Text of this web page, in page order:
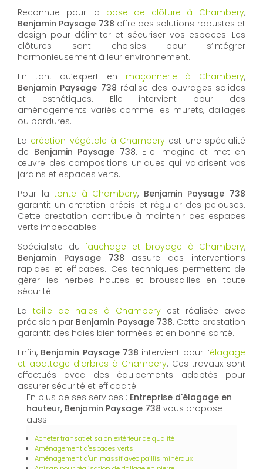
Reconnue pour la pose de clôture à Chambery,
Benjamin Paysage 738 offre des solutions robustes et
design pour délimiter et sécuriser vos espaces. Les
clôtures sont choisies pour s’intégrer
harmonieusement à leur environnement.
En tant qu’expert en maçonnerie à Chambery,
Benjamin Paysage 738 réalise des ouvrages solides
et esthétiques. Elle intervient pour des
aménagements variés comme les murets, dallages
ou bordures.
La création végétale à Chambery est une spécialité
de Benjamin Paysage 738. Elle imagine et met en
œuvre des compositions uniques qui valorisent vos
jardins et espaces verts.
Pour latonte à Chambery, Benjamin Paysage 738
garantit un entretien précis et régulier des pelouses.
Cette prestation contribue à maintenir des espaces
verts impeccables.
Spécialiste du fauchage et broyage à Chambery,
Benjamin Paysage 738 assure des interventions
rapides et efficaces. Ces techniques permettent de
gérer les herbes hautes et broussailles en toute
sécurité.
La taille de haies à Chambery est réalisée avec
précision par Benjamin Paysage 738. Cette prestation
garantit des haies bien formées et en bonne santé.
Enfin, Benjamin Paysage 738 intervient pour l’élagage
et abattage d’arbres à Chambery. Ces travaux sont
effectués avec des équipements adaptés pour
assurer sécurité et efficacité.
En plus de ses services : Entreprise d'élagage en
hauteur, Benjamin Paysage 738 vous propose
aussi :
Acheter transat et salon extérieur de qualité
Aménagement d'espaces verts
Aménagement d'un massif avec paillis minéraux